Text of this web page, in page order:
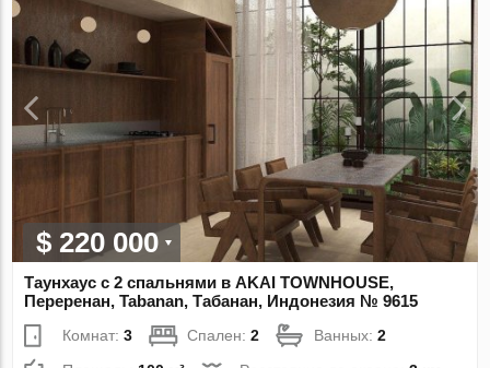
$ 220 000
Таунхаус с 2 спальнями в AKAI TOWNHOUSE,
Переренан, Tabanan, Табанан, Индонезия № 9615
Комнат:3 Спален:2 Ванных:2